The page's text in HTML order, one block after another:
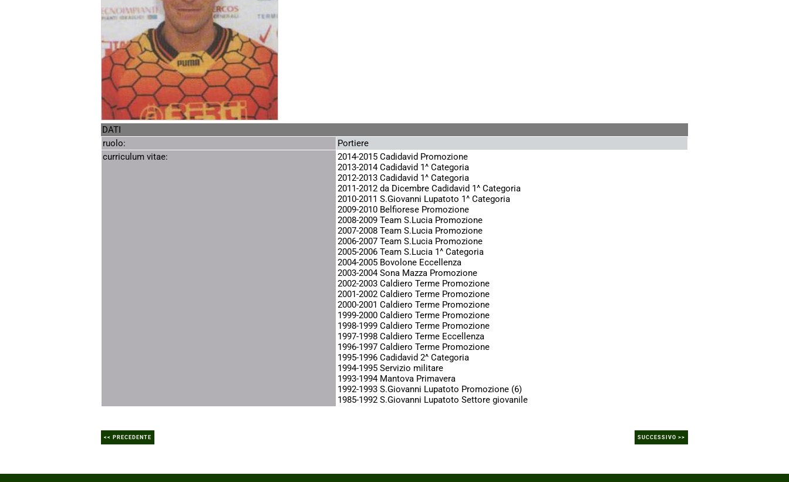
DATI
ruolo:
Portiere
curriculum vitae:
2014-2015 Cadidavid Promozione
2013-2014 Cadidavid 1^ Categoria
2012-2013 Cadidavid 1^ Categoria
2011-2012 da Dicembre Cadidavid 1^ Categoria
2010-2011 S.Giovanni Lupatoto 1^ Categoria
2009-2010 Belfiorese Promozione
2008-2009 Team S.Lucia Promozione
2007-2008 Team S.Lucia Promozione
2006-2007 Team S.Lucia Promozione
2005-2006 Team S.Lucia 1^ Categoria
2004-2005 Bovolone Eccellenza
2003-2004 Sona Mazza Promozione
2002-2003 Caldiero Terme Promozione
2001-2002 Caldiero Terme Promozione
2000-2001 Caldiero Terme Promozione
1999-2000 Caldiero Terme Promozione
1998-1999 Caldiero Terme Promozione
1997-1998 Caldiero Terme Eccellenza
1996-1997 Caldiero Terme Promozione
1995-1996 Cadidavid 2^ Categoria
1994-1995 Servizio militare
1993-1994 Mantova Primavera
1992-1993 S.Giovanni Lupatoto Promozione (6)
1985-1992 S.Giovanni Lupatoto Settore giovanile
<< PRECEDENTE SUCCESSIVO >>